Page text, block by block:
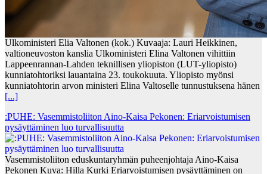
Ulkoministeri Elia Valtonen (kok.) Kuvaaja: Lauri Heikkinen,
valtioneuvoston kanslia Ulkoministeri Elina Valtonen vihittiin
Lappeenrannan-Lahden teknillisen yliopiston (LUT-yliopisto)
kunniatohtoriksi lauantaina 23. toukokuuta. Yliopisto myönsi
kunniatohtorin arvon ministeri Elina Valtoselle tunnustuksena hänen
[...]
:PUHE: Vasemmistoliiton Aino-Kaisa Pekonen: Eriarvoistumisen
pysäyttäminen luo turvallisuutta
Vasemmistoliiton eduskuntaryhmän puheenjohtaja Aino-Kaisa
Pekonen Kuva: Hilla Kurki Eriarvoistumisen pysäyttäminen on